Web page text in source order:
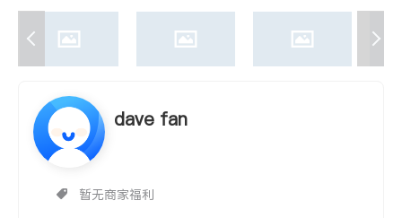
dave fan
暂无商家福利